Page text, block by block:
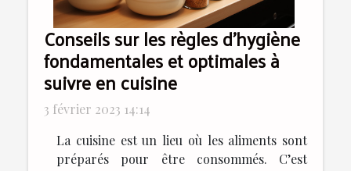
Conseils sur les règles d’hygiène
fondamentales et optimales à
suivre en cuisine
3 février 2023 14:14
La cuisine est un lieu où les aliments sont
préparés pour être consommés. C’est